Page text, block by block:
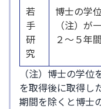
若
手
研
究
博士の学
（注）が
２～５年
（注）博士の学
を取得後に取得し
期間を除くと博士